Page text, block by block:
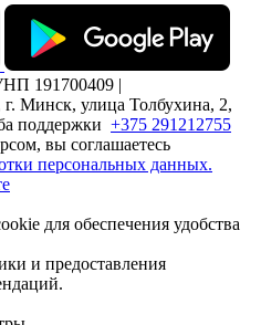
191700409 |
г. Минск, улица Толбухина, 2,
поддержки +375 291212755
вы соглашаетесь
персональных данных.
для обеспечения удобства
и предоставления